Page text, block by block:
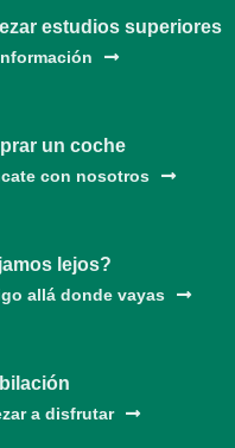
estudios superiores
un coche
con nosotros
lejos?
allá donde vayas
a disfrutar